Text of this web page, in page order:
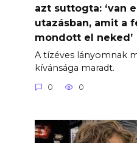
azt suttogta: ‘van
utazásban, amit a
mondott el neked’
A tízéves lányomnak
kívánsága maradt.
0 0